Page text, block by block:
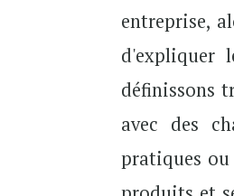
entreprise,
d'expliquer
définissons
avec des
pratiques ou